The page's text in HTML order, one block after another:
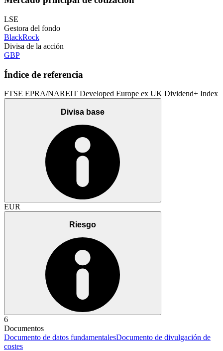
LSE
Gestora del fondo
BlackRock
Divisa de la acción
GBP
Índice de referencia
FTSE EPRA/NAREIT Developed Europe ex UK Dividend+ Index
Divisa base
EUR
Riesgo
6
Documentos
Documento de datos fundamentalesDocumento de divulgación de
costes